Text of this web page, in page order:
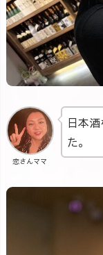
恋さんママ
日本
た。